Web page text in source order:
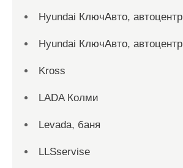
Hyundai КлючАвто, автоцентр
Hyundai КлючАвто, автоцентр
Kross
LADA Колми
Levada, баня
LLSservise